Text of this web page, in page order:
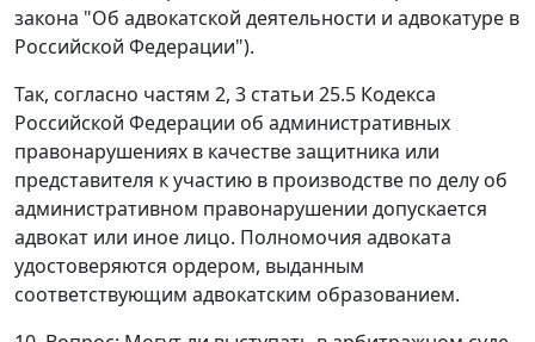
закона "Об адвокатской деятельности и адвокатуре в
Российской Федерации").
Так, согласно частям 2, 3 статьи 25.5 Кодекса
Российской Федерации об административных
правонарушениях в качестве защитника или
представителя к участию в производстве по делу об
административном правонарушении допускается
адвокат или иное лицо. Полномочия адвоката
удостоверяются ордером, выданным
соответствующим адвокатским образованием.